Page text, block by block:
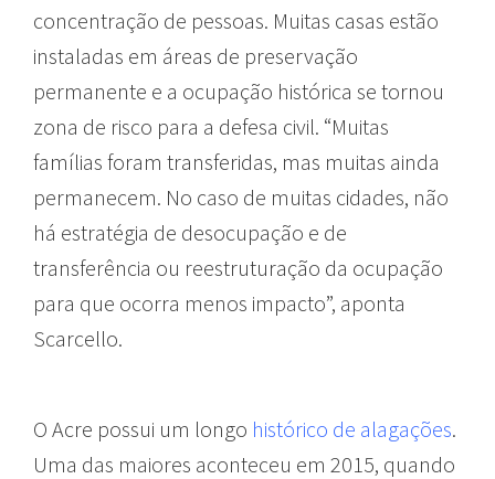
concentração de pessoas. Muitas casas estão
instaladas em áreas de preservação
permanente e a ocupação histórica se tornou
zona de risco para a defesa civil. “Muitas
famílias foram transferidas, mas muitas ainda
permanecem. No caso de muitas cidades, não
há estratégia de desocupação e de
transferência ou reestruturação da ocupação
para que ocorra menos impacto”, aponta
Scarcello.
O Acre possui um longo histórico de alagações.
Uma das maiores aconteceu em 2015, quando